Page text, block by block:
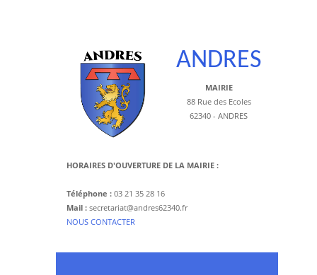
ANDRES
MAIRIE
88 Rue des Ecoles
62340 - ANDRES
HORAIRES D'OUVERTURE DE LA MAIRIE :
Téléphone : 03 21 35 28 16
Mail : secretariat@andres62340.fr
​NOUS CONTACTER